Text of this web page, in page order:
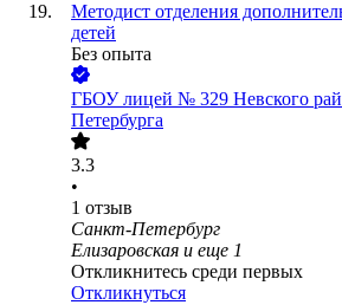
Методист отделения
детей
Без опыта
ГБОУ лицей № 329 Невского
Петербурга
3.3
•
1 отзыв
Санкт-Петербург
Елизаровская и еще 1
Откликнитесь среди первых
Откликнуться